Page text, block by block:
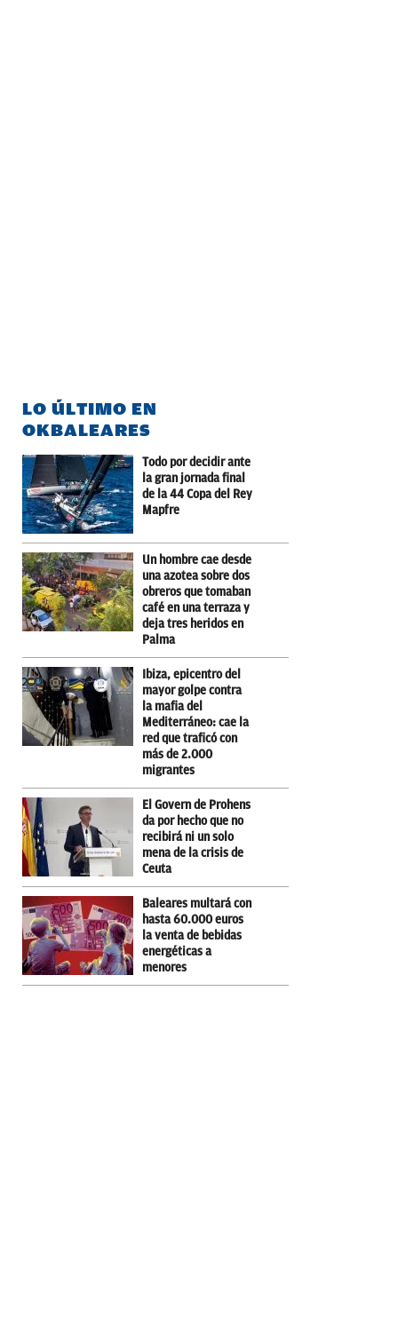
LO ÚLTIMO EN
OKBALEARES
Todo por decidir ante
la gran jornada final
de la 44 Copa del Rey
Mapfre
Un hombre cae desde
una azotea sobre dos
obreros que tomaban
café en una terraza y
deja tres heridos en
Palma
Ibiza, epicentro del
mayor golpe contra
la mafia del
Mediterráneo: cae la
red que traficó con
más de 2.000
migrantes
El Govern de Prohens
da por hecho que no
recibirá ni un solo
mena de la crisis de
Ceuta
Baleares multará con
hasta 60.000 euros
la venta de bebidas
energéticas a
menores